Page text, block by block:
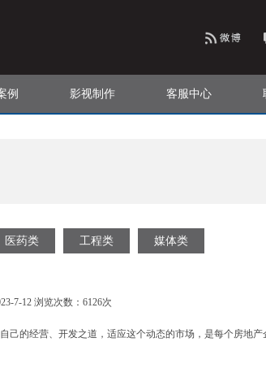
例 影视制作 客服中心
医药类 工程类 媒体类
7-12 浏览次数：6126次
的经营、开发之道，适应这个动态的市场，是每个房地产